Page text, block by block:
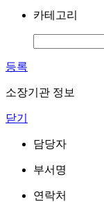
카테고리
등록
소장기관 정보
닫기
담당자
부서명
연락처